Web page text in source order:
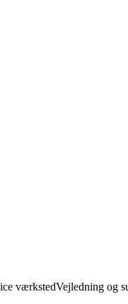
værkstedVejledning og